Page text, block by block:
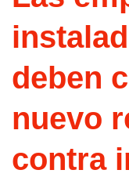
deben
nuevo
contra